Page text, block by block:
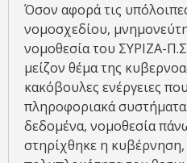
Όσον αφορά τις
νομοσχεδίου,
νομοθεσία του ΣΥΡΙΖΑ-
μείζον θέμα της
κακόβουλες ενέργειες
πληροφοριακά
δεδομένα, νομοθεσία
στηρίχθηκε η